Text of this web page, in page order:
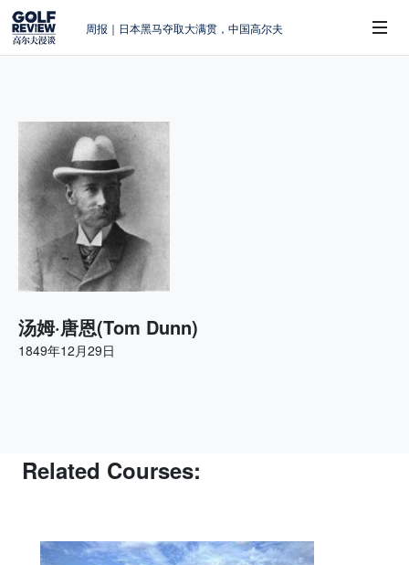
周报｜日本黑马夺取大满贯，中国高尔夫
蜕变
周报｜亚巡“换码头”，果岭脱鞋抗议的乌
龙
查莉·赫尔：不断制造“麻烦”的流量明星
汤姆·唐恩(Tom Dunn)
1849年12月29日
Related Courses: